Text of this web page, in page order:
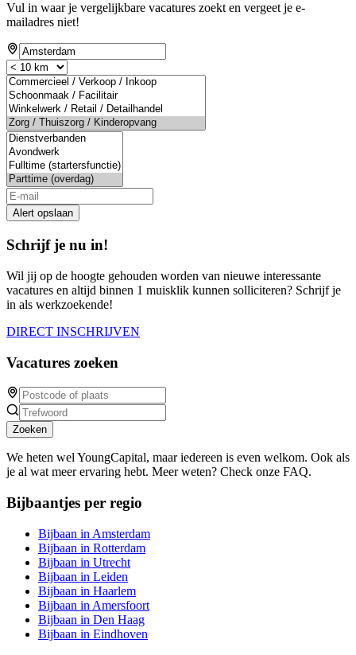
Vul in waar je vergelijkbare vacatures zoekt en vergeet je e-
mailadres niet!
Alert opslaan
Schrijf je nu in!
Wil jij op de hoogte gehouden worden van nieuwe interessante
vacatures en altijd binnen 1 muisklik kunnen solliciteren? Schrijf je
in als werkzoekende!
DIRECT INSCHRIJVEN
Vacatures zoeken
Zoeken
We heten wel YoungCapital, maar iedereen is even welkom. Ook als
je al wat meer ervaring hebt. Meer weten? Check onze FAQ.
Bijbaantjes per regio
Bijbaan in Amsterdam
Bijbaan in Rotterdam
Bijbaan in Utrecht
Bijbaan in Leiden
Bijbaan in Haarlem
Bijbaan in Amersfoort
Bijbaan in Den Haag
Bijbaan in Eindhoven